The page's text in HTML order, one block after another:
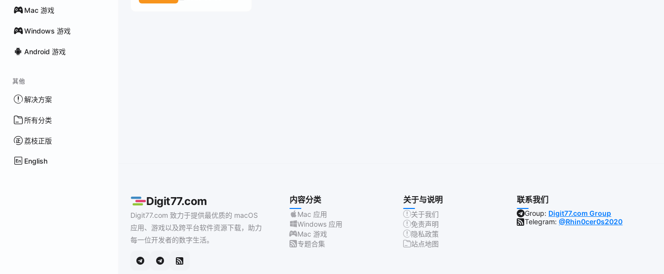
Mac 游戏
Windows 游戏
Android 游戏
其他
解决方案
所有分类
荔枝正版
English
Digit77.com
Digit77.com 致力于提供最优质的 macOS
应用、游戏以及跨平台软件资源下载，助力
每一位开发者的数字生活。
内容分类
Mac 应用
Windows 应用
Mac 游戏
专题合集
关于与说明
关于我们
免责声明
隐私政策
站点地图
联系我们
Group: Digit77.com Group
Telegram:@Rhin0cer0s2020